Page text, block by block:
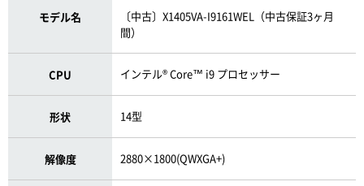
モデル名
〔中古〕X1405VA-I9161WEL（中古保証3ヶ月
間）
CPU インテル® Core™ i9 プロセッサー
形状 14型
解像度 2880×1800(QWXGA+)